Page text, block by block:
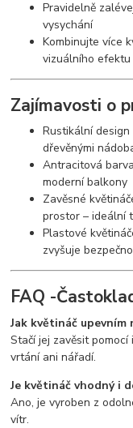
Pravidelně
vysychání
Kombinujte více
vizuálního efektu
Zajímavosti o
Rustikální
dřevěnými
Antracitová
moderní balkony
Zavěsné
prostor – ideální
Plastové
zvyšuje
FAQ -
Jak květináč upevním
Stačí jej zavěsit
vrtání ani nářadí.
Je květináč vhodný i
Ano, je vyroben z
vítr.